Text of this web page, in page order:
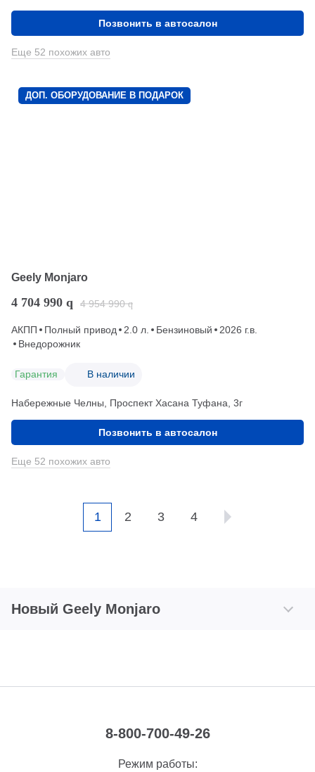
Позвонить в автосалон
Еще 52 похожих авто
ДОП. ОБОРУДОВАНИЕ В ПОДАРОК
Geely Monjaro
4 704 990 q 4 954 990 q
АКПП Полный привод 2.0 л. Бензиновый
2026 г.в.
Внедорожник
Гарантия В наличии
Набережные Челны, Проспект Хасана Туфана, 3г
Позвонить в автосалон
Еще 52 похожих авто
1 2 3 4
Новый Geely Monjaro
8-800-700-49-26
Режим работы: